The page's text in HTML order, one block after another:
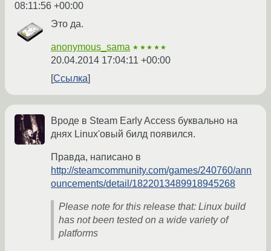
08:11:56 +00:00
Это да.
anonymous_sama ★★★★★
20.04.2014 17:04:11 +00:00
Ссылка
Вроде в Steam Early Access буквально на
днях Linux'овый билд появился.
Правда, написано в
http://steamcommunity.com/games/240760/ann
ouncements/detail/1822013489918945268
Please note for this release that: Linux build
has not been tested on a wide variety of
platforms